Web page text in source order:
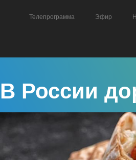
Телепрограмма Эфир
В России